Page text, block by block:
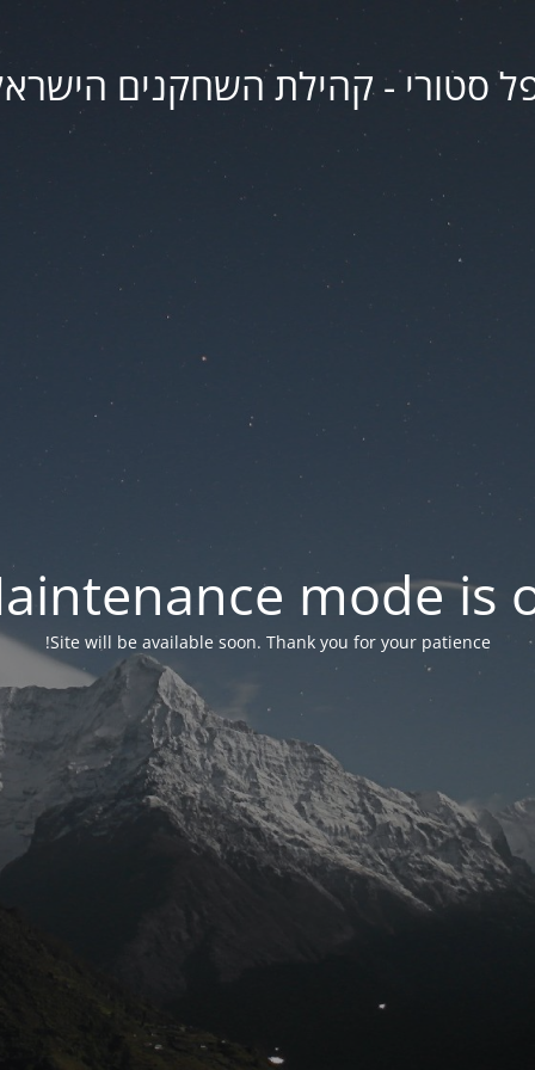
סטורי - קהילת השחקנים
mode is
Site will be available soon. Thank you for your patience!